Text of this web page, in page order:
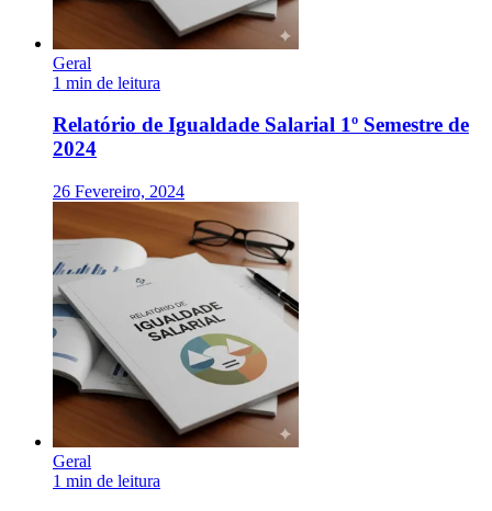
Geral
1 min de leitura
Relatório de Igualdade Salarial 1º Semestre de
2024
26 Fevereiro, 2024
Geral
1 min de leitura